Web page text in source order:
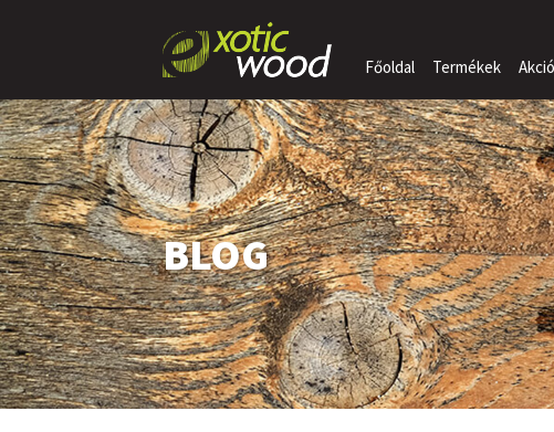
Főoldal Termékek
BLOG